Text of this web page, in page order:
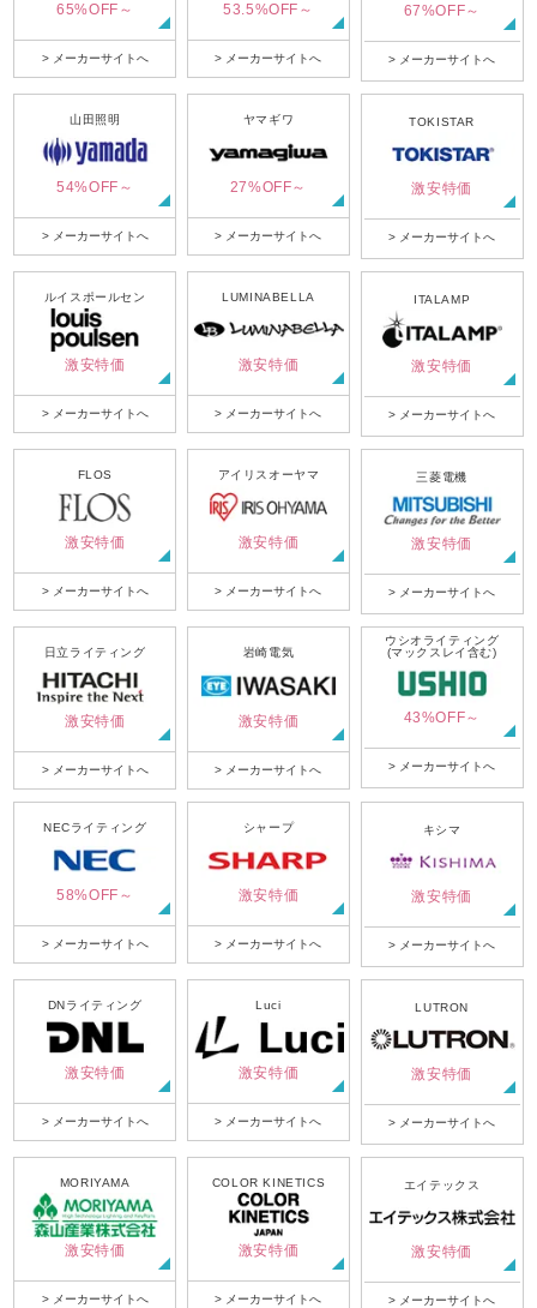
65%OFF～
> メーカーサイトへ
53.5%OFF～
> メーカーサイトへ
67%OFF～
> メーカーサイトへ
山田照明
54%OFF～
> メーカーサイトへ
ヤマギワ
27%OFF～
> メーカーサイトへ
TOKISTAR
激安特価
> メーカーサイトへ
ルイスポールセン
激安特価
> メーカーサイトへ
LUMINABELLA
激安特価
> メーカーサイトへ
ITALAMP
激安特価
> メーカーサイトへ
FLOS
激安特価
> メーカーサイトへ
アイリスオーヤマ
激安特価
> メーカーサイトへ
三菱電機
激安特価
> メーカーサイトへ
日立ライティング
激安特価
> メーカーサイトへ
岩崎電気
激安特価
> メーカーサイトへ
ウシオライティング
(マックスレイ含む)
43%OFF～
> メーカーサイトへ
NECライティング
58%OFF～
> メーカーサイトへ
シャープ
激安特価
> メーカーサイトへ
キシマ
激安特価
> メーカーサイトへ
DNライティング
激安特価
> メーカーサイトへ
Luci
激安特価
> メーカーサイトへ
LUTRON
激安特価
> メーカーサイトへ
MORIYAMA
激安特価
> メーカーサイトへ
COLOR KINETICS
激安特価
> メーカーサイトへ
エイテックス
激安特価
> メーカーサイトへ